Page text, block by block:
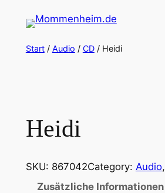
Inhalt
springen
Start/ Audio / CD/ Heidi
Heidi
SKU: 867042Category: Audio,
Zusätzliche Informationen